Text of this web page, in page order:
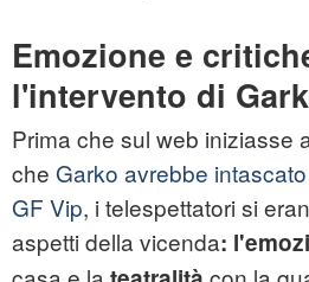
Emozione e
l'intervento di
Prima che sul web iniziasse
che Garko avrebbe
GF Vip, i telespettatori si
aspetti della vicenda: